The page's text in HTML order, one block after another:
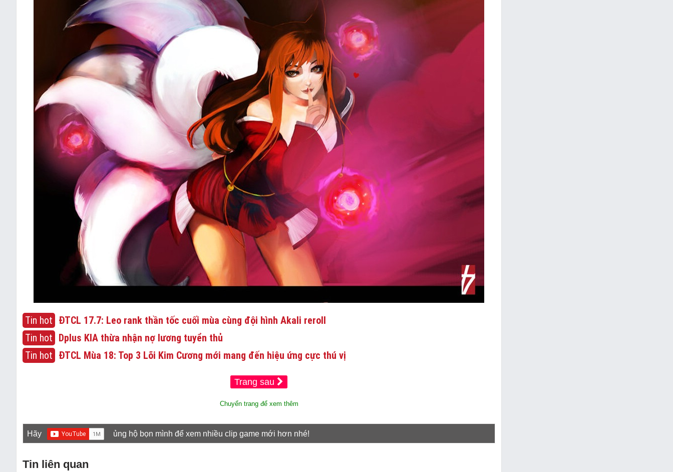
Tin hot ĐTCL 17.7: Leo rank thần tốc cuối mùa cùng đội hình Akali reroll
Tin hot Dplus KIA thừa nhận nợ lương tuyển thủ
Tin hot ĐTCL Mùa 18: Top 3 Lõi Kim Cương mới mang đến hiệu ứng cực thú vị
Trang sau
Chuyển trang để xem thêm
Hãy ủng hộ bọn mình để xem nhiều clip game mới hơn nhé!
Tin liên quan